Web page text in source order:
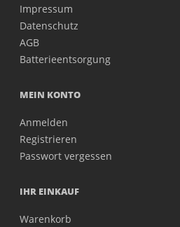
Impressum
Datenschutz
AGB
Batterieentsorgung
MEIN KONTO
Anmelden
Registrieren
Passwort vergessen
IHR EINKAUF
Warenkorb